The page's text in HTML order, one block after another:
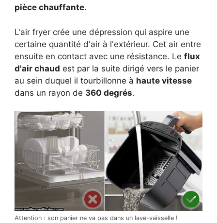
pièce chauffante.
L'air fryer crée une dépression qui aspire une
certaine quantité d'air à l'extérieur. Cet air entre
ensuite en contact avec une résistance. Le flux
d'air chaud est par la suite dirigé vers le panier
au sein duquel il tourbillonne à haute vitesse
dans un rayon de 360 degrés.
Attention : son panier ne va pas dans un lave-vaisselle !